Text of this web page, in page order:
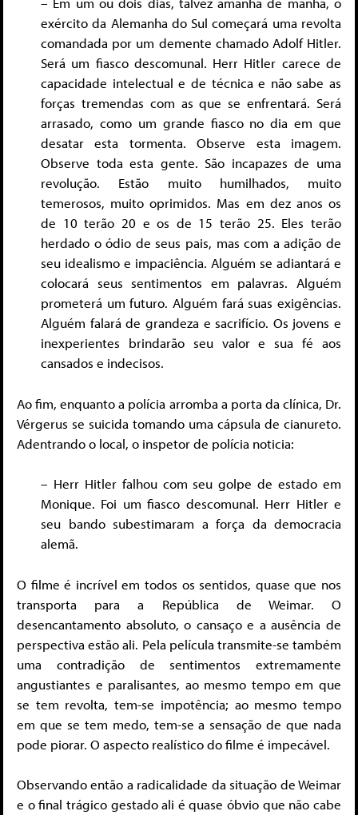
exército da Alemanha do Sul começará uma revolta
comandada por um demente chamado Adolf Hitler.
Será um fiasco descomunal. Herr Hitler carece de
capacidade intelectual e de técnica e não sabe as
forças tremendas com as que se enfrentará. Será
arrasado, como um grande fiasco no dia em que
desatar esta tormenta. Observe esta imagem.
Observe toda esta gente. São incapazes de uma
revolução. Estão muito humilhados, muito
temerosos, muito oprimidos. Mas em dez anos os
de 10 terão 20 e os de 15 terão 25. Eles terão
herdado o ódio de seus pais, mas com a adição de
seu idealismo e impaciência. Alguém se adiantará e
colocará seus sentimentos em palavras. Alguém
prometerá um futuro. Alguém fará suas exigências.
Alguém falará de grandeza e sacrifício. Os jovens e
inexperientes brindarão seu valor e sua fé aos
cansados e indecisos.
Ao fim, enquanto a polícia arromba a porta da clínica, Dr.
Vérgerus se suicida tomando uma cápsula de cianureto.
Adentrando o local, o inspetor de polícia noticia:
– Herr Hitler falhou com seu golpe de estado em
Monique. Foi um fiasco descomunal. Herr Hitler e
seu bando subestimaram a força da democracia
alemã.
O filme é incrível em todos os sentidos, quase que nos
transporta para a República de Weimar. O
desencantamento absoluto, o cansaço e a ausência de
perspectiva estão ali. Pela película transmite-se também
uma contradição de sentimentos extremamente
angustiantes e paralisantes, ao mesmo tempo em que
se tem revolta, tem-se impotência; ao mesmo tempo
em que se tem medo, tem-se a sensação de que nada
pode piorar. O aspecto realístico do filme é impecável.
Observando então a radicalidade da situação de Weimar
e o final trágico gestado ali é quase óbvio que não cabe